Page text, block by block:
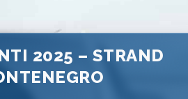
2025 – STRAND